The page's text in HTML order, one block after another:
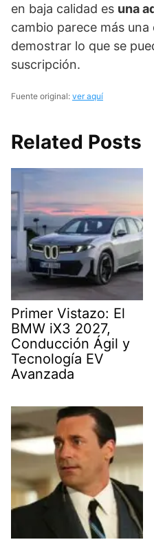
en baja calidad es una
cambio parece más
demostrar lo que se
suscripción.
Fuente original: ver aquí
Related Posts
Primer Vistazo: El
BMW iX3 2027,
Conducción Ágil y
Tecnología EV
Avanzada